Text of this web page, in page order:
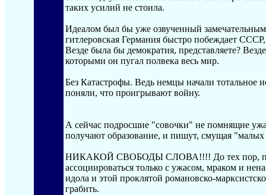
таких усилий не стоила.
Идеалом был бы уже озвученный
гитлеровская Германия быстро побеждает
Везде была бы демократия, представляете?
которыми он пугал полвека весь мир.
Без Катастрофы. Ведь немцы начали тотальное
поняли, что проигрывают войну.
А сейчас подросшие "совочки" не помнящие
получают образование, и пишут, смущая
НИКАКОЙ СВОБОДЫ СЛОВА!!!! До тех пор,
ассоциироваться только с ужасом, мраком и
идола и этой проклятой романовско-
грабить.